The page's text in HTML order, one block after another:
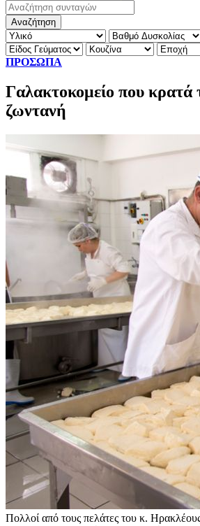
ΠΡΟΣΩΠΑ
Γαλακτοκομείο που κρατά
ζωντανή
Πολλοί από τους πελάτες του κ.